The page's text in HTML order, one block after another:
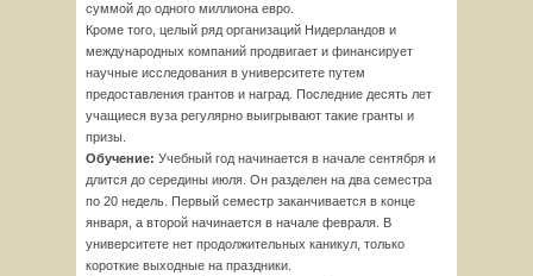
суммой до одного миллиона евро.
Кроме того, целый ряд организаций Нидерландов и
международных компаний продвигает и финансирует
научные исследования в университете путем
предоставления грантов и наград. Последние десять лет
учащиеся вуза регулярно выигрывают такие гранты и
призы.
Обучение: Учебный год начинается в начале сентября и
длится до середины июля. Он разделен на два семестра
по 20 недель. Первый семестр заканчивается в конце
января, а второй начинается в начале февраля. В
университете нет продолжительных каникул, только
короткие выходные на праздники.